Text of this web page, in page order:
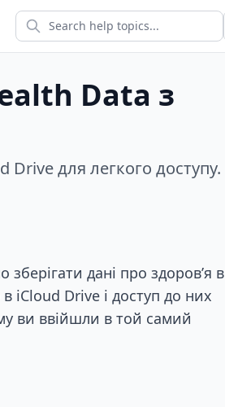
Data з
Drive для легкого доступу.
дані про здоров’я в
iCloud Drive і доступ до них
ви ввійшли в той самий